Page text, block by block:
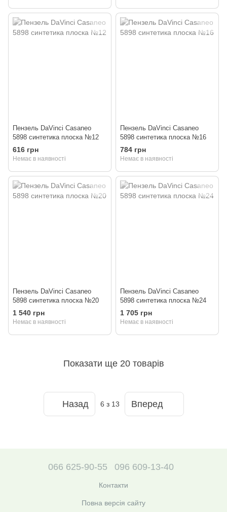
Пензель DaVinci Casaneo
5898 синтетика плоска №12
616 грн
Немає в наявності
Пензель DaVinci Casaneo
5898 синтетика плоска №16
784 грн
Немає в наявності
Пензель DaVinci Casaneo
5898 синтетика плоска №20
1 540 грн
Немає в наявності
Пензель DaVinci Casaneo
5898 синтетика плоска №24
1 705 грн
Немає в наявності
Показати ще 20 товарів
Назад 6 з 13 Вперед
066 625-90-55 096 609-13-40
Контакти
Повна версія сайту